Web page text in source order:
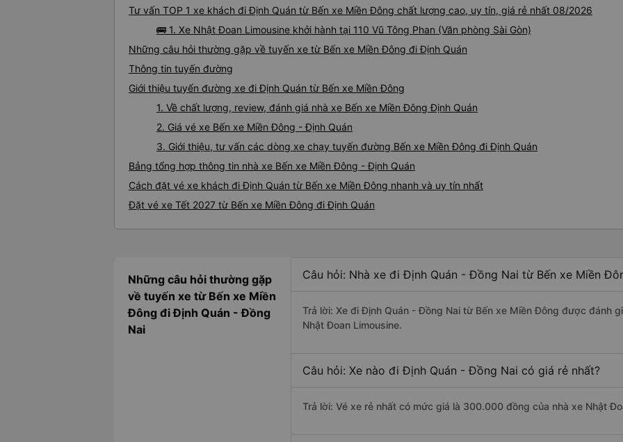
được một chút tiếng Anh.
bắt xe buýt. Tôi chỉ đợi ở
cho xem địa chỉ khách sạn,
Tư vấn TOP 1 xe khách đi Định Quán từ Bến xe Miền Đông chất lượng cao, uy tín, giá rẻ nhất 08/2026
🚌 1. Xe Nhật Đoan Limousine khởi hành tại 110 Vũ Tông Phan (Văn phòng Sài Gòn)
Những câu hỏi thường gặp về tuyến xe từ Bến xe Miền Đông đi Định Quán
Thông tin tuyến đường
Giới thiệu tuyến đường xe đi Định Quán từ Bến xe Miền Đông
1. Về chất lượng, review, đánh giá nhà xe Bến xe Miền Đông Định Quán
2. Giá vé xe Bến xe Miền Đông - Định Quán
3. Giới thiệu, tư vấn các dòng xe chạy tuyến đường Bến xe Miền Đông đi Định Quán
Bảng tổng hợp thông tin nhà xe Bến xe Miền Đông - Định Quán
Cách đặt vé xe khách đi Định Quán từ Bến xe Miền Đông nhanh và uy tín nhất
Đặt vé xe Tết 2027 từ Bến xe Miền Đông đi Định Quán
Những câu hỏi thường gặp
về tuyến xe từ Bến xe Miền
Đông đi Định Quán - Đồng
Nai
Câu hỏi: Nhà xe đi Định Quán - Đồng Nai từ Bến xe Miền
Trả lời: Xe đi Định Quán - Đồng Nai từ Bến xe Miền Đông được đánh
Nhật Đoan Limousine.
Câu hỏi: Xe nào đi Định Quán - Đồng Nai có giá rẻ nhất?
Trả lời: Vé xe rẻ nhất có mức giá là 300.000 đồng của nhà xe Nhật